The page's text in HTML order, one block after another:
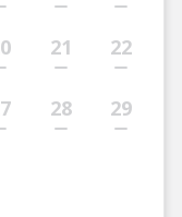
21 22
28 29